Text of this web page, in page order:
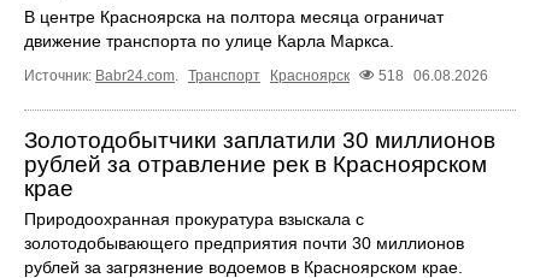
В центре Красноярска на полтора месяца ограничат
движение транспорта по улице Карла Маркса.
Источник: Babr24.com Транспорт Красноярск 518 06.08.2026
Золотодобытчики заплатили 30 миллионов
рублей за отравление рек в Красноярском
крае
Природоохранная прокуратура взыскала с
золотодобывающего предприятия почти 30 миллионов
рублей за загрязнение водоемов в Красноярском крае.